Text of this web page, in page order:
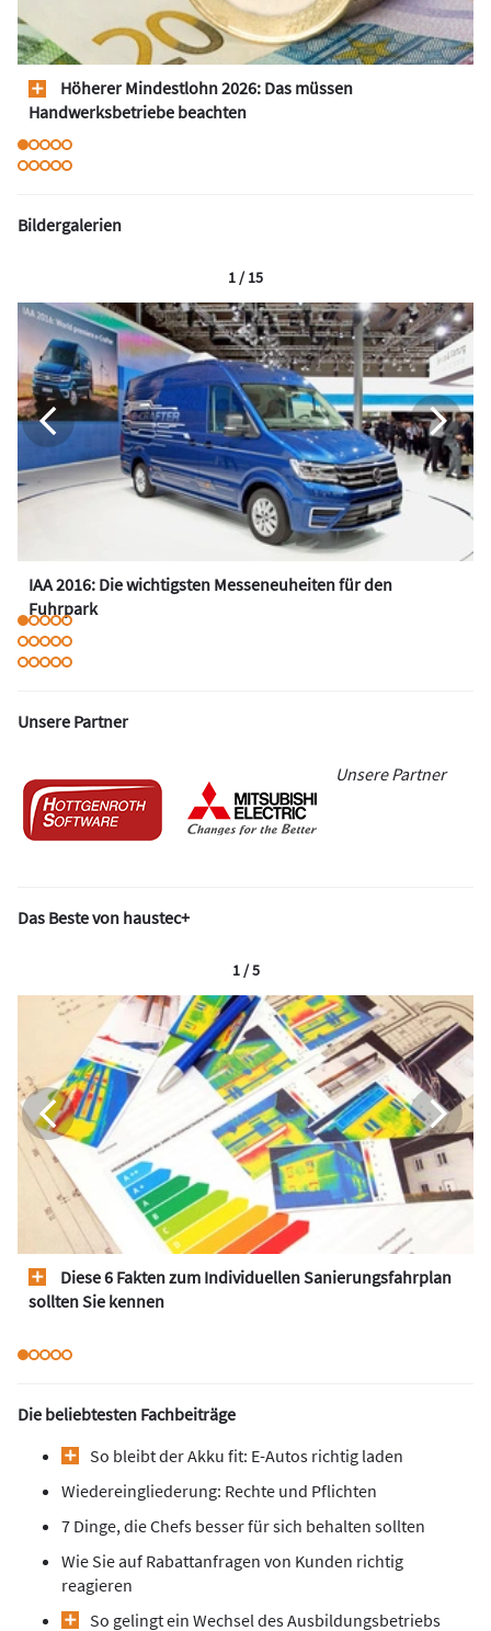
Höherer Mindestlohn 2026: Das müssen
Handwerksbetriebe beachten
Bildergalerien
IAA 2016: Die wichtigsten Messeneuheiten für den
Fuhrpark
1 / 15
Unsere Partner
Unsere Partner
Das Beste von haustec+
Diese 6 Fakten zum Individuellen Sanierungsfahrplan
sollten Sie kennen
1 / 5
Die beliebtesten Fachbeiträge
So bleibt der Akku fit: E-Autos richtig laden
Wiedereingliederung: Rechte und Pflichten
7 Dinge, die Chefs besser für sich behalten sollten
Wie Sie auf Rabattanfragen von Kunden richtig
reagieren
So gelingt ein Wechsel des Ausbildungsbetriebs